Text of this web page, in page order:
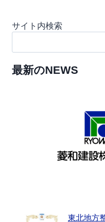
サイト内検索
最新のNEWS
東北地方